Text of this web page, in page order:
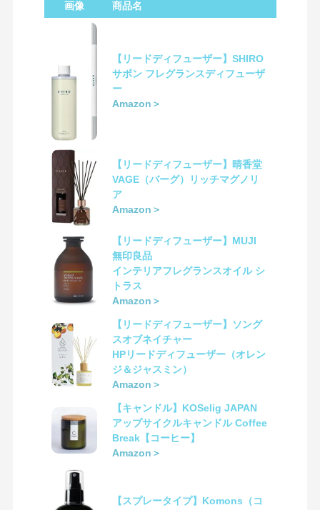
画像 商品名
【リードディフューザー】SHIRO
サボン フレグランスディフューザ
ー
Amazon＞
【リードディフューザー】晴香堂
VAGE（バーグ）リッチマグノリ
ア
Amazon＞
【リードディフューザー】MUJI
無印良品
インテリアフレグランスオイル シ
トラス
Amazon＞
【リードディフューザー】ソング
スオブネイチャー
HPリードディフューザー（オレン
ジ＆ジャスミン）
Amazon＞
【キャンドル】KOSelig JAPAN
アップサイクルキャンドル Coffee
Break【コーヒー】
Amazon＞
【スプレータイプ】Komons（コ